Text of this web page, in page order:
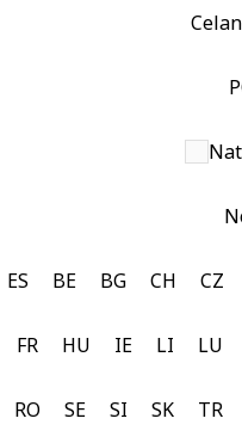
ES BE BG CH CZ
FR HU IE LI LU
RO SE SI SK TR